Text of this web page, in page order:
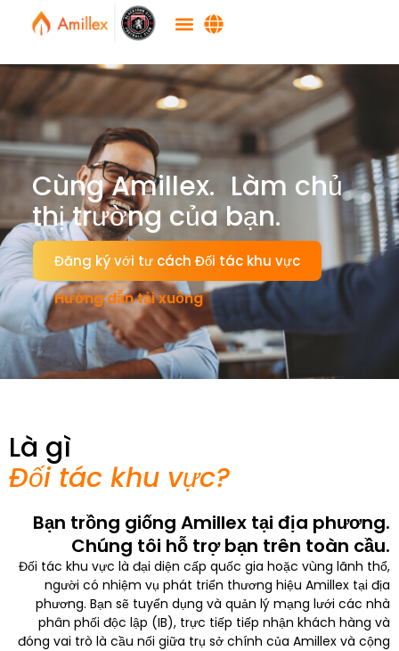
Cùng Amillex. Làm chủ
thị trường của bạn.
Đăng ký với tư cách Đối tác khu vực
Hướng dẫn tải xuống
Là gì
Đối tác khu vực?
Bạn trồng giống Amillex tại địa phương.
Chúng tôi hỗ trợ bạn trên toàn cầu.
Đối tác khu vực là đại diện cấp quốc gia hoặc vùng lãnh thổ,
người có nhiệm vụ phát triển thương hiệu Amillex tại địa
phương. Bạn sẽ tuyển dụng và quản lý mạng lưới các nhà
phân phối độc lập (IB), trực tiếp tiếp nhận khách hàng và
đóng vai trò là cầu nối giữa trụ sở chính của Amillex và cộng